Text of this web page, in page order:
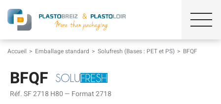
Accueil Emballage standard Solufresh (Bases : PET et PS) BFQF
BFQF
Réf. SF 2718 H80 — Format 2718